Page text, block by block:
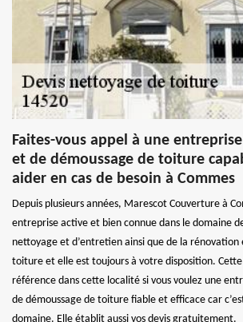
Faites-vous appel à une
et de démoussage de toiture
aider en cas de besoin à Commes
Depuis plusieurs années, Marescot Couverture à
entreprise active et bien connue dans le domaine
nettoyage et d’entretien ainsi que de la rénovation
toiture et elle est toujours à votre disposition.
référence dans cette localité si vous voulez une
de démoussage de toiture fiable et efficace car
domaine. Elle établit aussi vos devis gratuitement.